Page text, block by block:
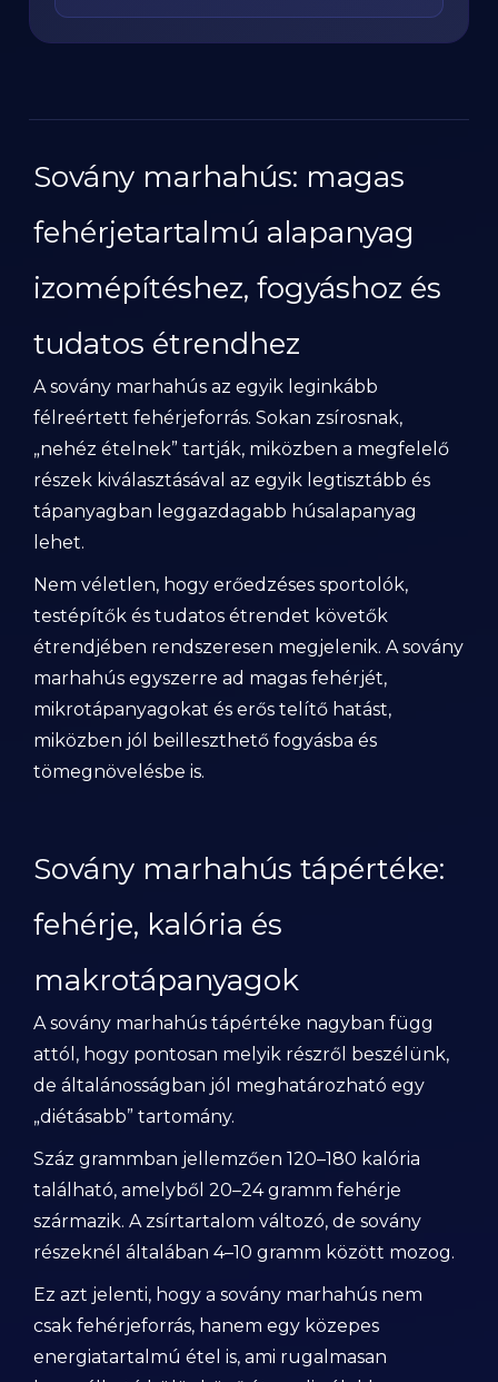
Sovány marhahús: magas
fehérjetartalmú alapanyag
izomépítéshez, fogyáshoz és
tudatos étrendhez
A sovány marhahús az egyik leginkább
félreértett fehérjeforrás. Sokan zsírosnak,
„nehéz ételnek” tartják, miközben a megfelelő
részek kiválasztásával az egyik legtisztább és
tápanyagban leggazdagabb húsalapanyag
lehet.
Nem véletlen, hogy erőedzéses sportolók,
testépítők és tudatos étrendet követők
étrendjében rendszeresen megjelenik. A sovány
marhahús egyszerre ad magas fehérjét,
mikrotápanyagokat és erős telítő hatást,
miközben jól beilleszthető fogyásba és
tömegnövelésbe is.
Sovány marhahús tápértéke:
fehérje, kalória és
makrotápanyagok
A sovány marhahús tápértéke nagyban függ
attól, hogy pontosan melyik részről beszélünk,
de általánosságban jól meghatározható egy
„diétásabb” tartomány.
Száz grammban jellemzően 120–180 kalória
található, amelyből 20–24 gramm fehérje
származik. A zsírtartalom változó, de sovány
részeknél általában 4–10 gramm között mozog.
Ez azt jelenti, hogy a sovány marhahús nem
csak fehérjeforrás, hanem egy közepes
energiatartalmú étel is, ami rugalmasan